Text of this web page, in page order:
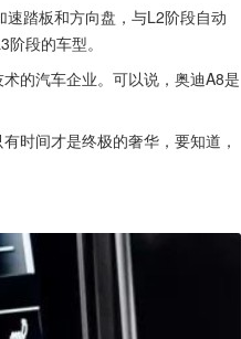
踏板和方向盘，与L2阶段自动
段的车型。
的汽车企业。可以说，奥迪A8是
时间才是终极的奢华，要知道，